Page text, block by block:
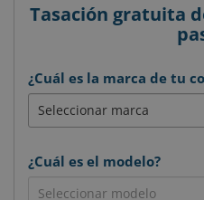
Tasación gratuita
¿Cuál es la marca de tu
¿Cuál es el modelo?